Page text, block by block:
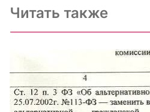
Читать также